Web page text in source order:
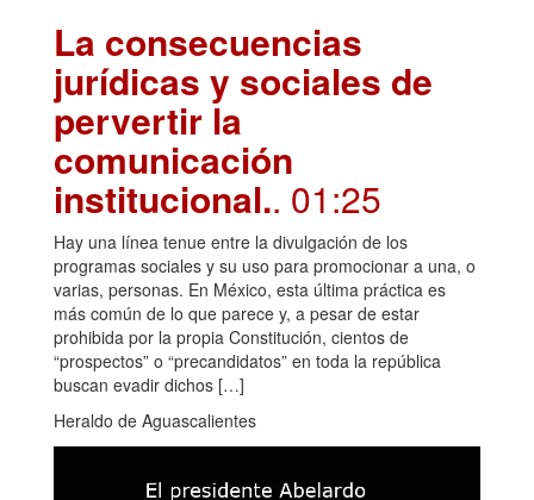
La consecuencias
jurídicas y sociales de
pervertir la
comunicación
institucional.. 01:25
Hay una línea tenue entre la divulgación de los
programas sociales y su uso para promocionar a una, o
varias, personas. En México, esta última práctica es
más común de lo que parece y, a pesar de estar
prohibida por la propia Constitución, cientos de
“prospectos” o “precandidatos” en toda la república
buscan evadir dichos […]
Heraldo de Aguascalientes